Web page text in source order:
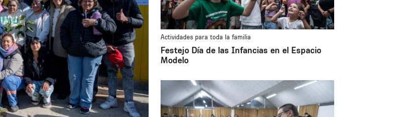
Actividades para toda la familia
Festejo Día de las Infancias en el Espacio
Modelo